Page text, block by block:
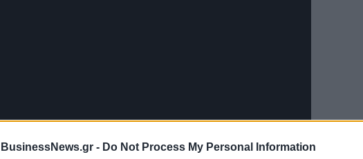
BusinessNews.gr - Do Not Process My Personal Information